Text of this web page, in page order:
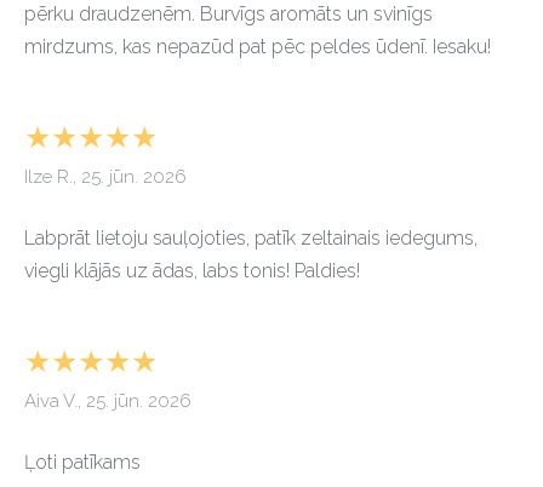
pērku draudzenēm. Burvīgs aromāts un svinīgs
mirdzums, kas nepazūd pat pēc peldes ūdenī. Iesaku!
★★★★★
Ilze R., 25. jūn. 2026
Labprāt lietoju sauļojoties, patīk zeltainais iedegums,
viegli klājās uz ādas, labs tonis! Paldies!
★★★★★
Aiva V., 25. jūn. 2026
Ļoti patīkams